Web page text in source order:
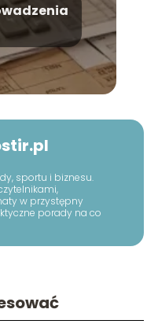
sportu i biznesu.
w przystępny
porady na co